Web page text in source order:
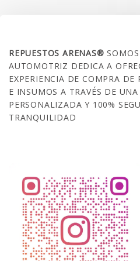
REPUESTOS ARENAS®
AUTOMOTRIZ DEDICA A
EXPERIENCIA DE COMPRA DE
E INSUMOS A TRAVÉS DE
PERSONALIZADA Y 100%
TRANQUILIDAD